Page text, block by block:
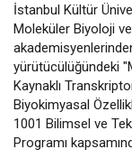
İstanbul Kültür
Moleküler Biyoloji
yürütücülüğündeki
Kaynaklı
Biyokimyasal
1001 Bilimsel ve
Programı